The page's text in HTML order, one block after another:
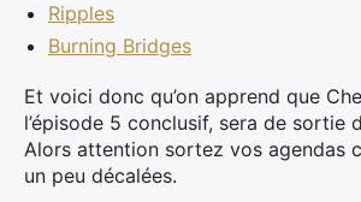
Ripples
Burning Bridges
Et voici donc qu’on apprend que
l’épisode 5 conclusif, sera de sortie
Alors attention sortez vos agendas
un peu décalées.